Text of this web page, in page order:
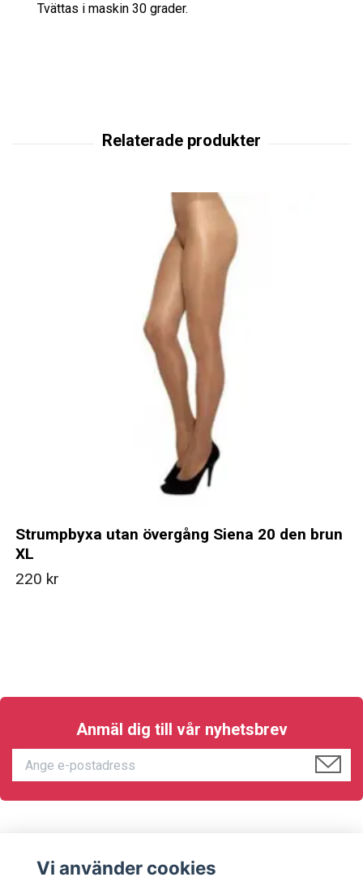
Tvättas i maskin 30 grader.
Strumpbyxa utan övergång Siena 20 den brun
XL
220 kr
Anmäl dig till vår nyhetsbrev
Vi använder cookies